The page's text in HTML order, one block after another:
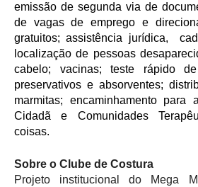
emissão de segunda via de
de vagas de emprego e
gratuitos; assistência jurídica,
localização de pessoas
cabelo; vacinas; teste rápido
preservativos e absorventes;
marmitas; encaminhamento para
Cidadã e Comunidades
coisas.
Sobre o Clube de Costura
Projeto institucional do Mega